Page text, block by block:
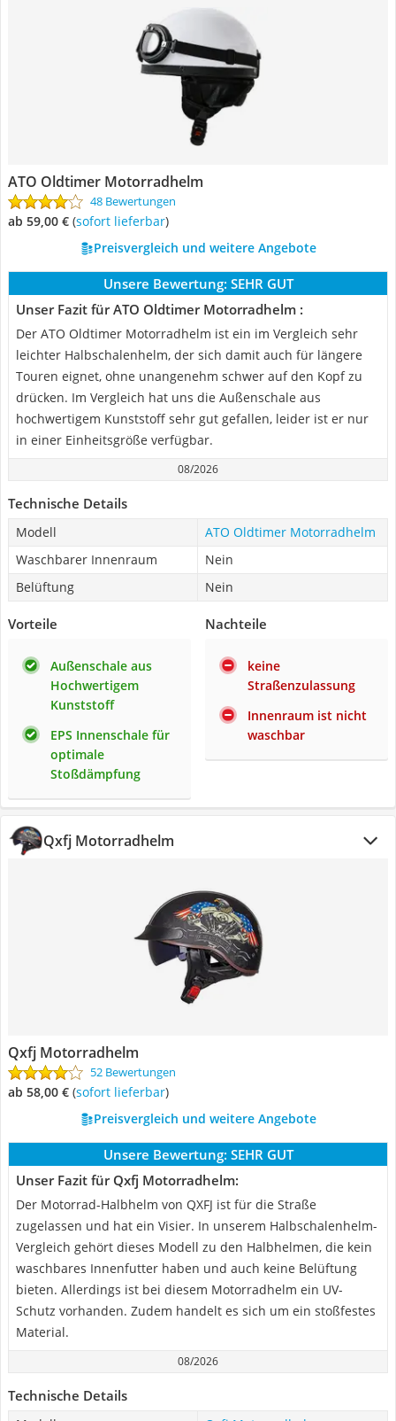
ATO Oldtimer Motorradhelm
48 Bewertungen
ab 59,00 € ( Sofort lieferbar)
Preisvergleich und weitere Angebote
Unsere Bewertung: SEHR GUT
Unser Fazit für ATO Oldtimer Motorradhelm :
Der ATO Oldtimer Motorradhelm ist ein im Vergleich sehr
leichter Halbschalenhelm, der sich damit auch für längere
Touren eignet, ohne unangenehm schwer auf den Kopf zu
drücken. Im Vergleich hat uns die Außenschale aus
hochwertigem Kunststoff sehr gut gefallen, leider ist er nur
in einer Einheitsgröße verfügbar.
08/2026
Technische Details
Modell
ATO Oldtimer Motorradhelm
Waschbarer Innenraum
Nein
Belüftung
Nein
Vorteile
Außenschale aus
Hochwertigem
Kunststoff
EPS Innenschale für
optimale
Stoßdämpfung
Nachteile
keine
Straßenzulassung
Innenraum ist nicht
waschbar
Qxfj Motorradhelm
Qxfj Motorradhelm
52 Bewertungen
ab 58,00 € ( Sofort lieferbar)
Preisvergleich und weitere Angebote
Unsere Bewertung: SEHR GUT
Unser Fazit für Qxfj Motorradhelm:
Der Motorrad-Halbhelm von QXFJ ist für die Straße
zugelassen und hat ein Visier. In unserem Halbschalenhelm-
Vergleich gehört dieses Modell zu den Halbhelmen, die kein
waschbares Innenfutter haben und auch keine Belüftung
bieten. Allerdings ist bei diesem Motorradhelm ein UV-
Schutz vorhanden. Zudem handelt es sich um ein stoßfestes
Material.
08/2026
Technische Details